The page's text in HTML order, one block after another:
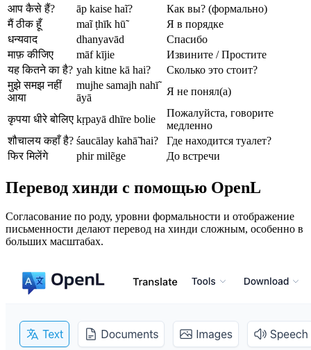
आप कैसे हैं?
āp kaise haĩ?
Как вы? (формально)
मैं ठीक हूँ
maĩ ṭhīk hū̃
Я в порядке
धन्यवाद
dhanyavād
Спасибо
माफ़ कीजिए
māf kījie
Извините / Простите
यह कितने का है? yah kitne kā hai?
Сколько это стоит?
मुझे समझ नहीं
आया
mujhe samajh nahī̃
āyā
Я не понял(а)
कृपया धीरे बोलिए kṛpayā dhīre bolie
Пожалуйста, говорите
медленно
शौचालय कहाँ है? śaucālay kahā̃ hai?
Где находится туалет?
फिर मिलेंगे
phir milẽge До встречи
Перевод хинди с помощью OpenL
Согласование по роду, уровни формальности и отображение
письменности делают перевод на хинди сложным, особенно в
больших масштабах.